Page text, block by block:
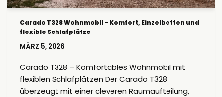
Carado T328 Wohnmobil – Komfort, Einzelbetten und
flexible Schlafplätze
MÄRZ 5, 2026
Carado T328 – Komfortables Wohnmobil mit
flexiblen Schlafplätzen Der Carado T328
überzeugt mit einer cleveren Raumaufteilung,